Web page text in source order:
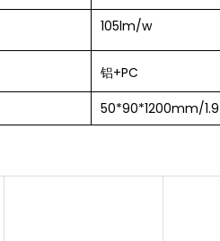
105lm/w
铝+PC
50*90*1200mm/